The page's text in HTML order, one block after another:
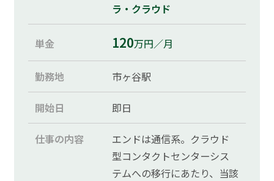
ラ・クラウド
単金 120万円／月
勤務地 市ヶ谷駅
開始日 即日
仕事の内容
エンドは通信系。クラウド
型コンタクトセンターシス
テムへの移行にあたり、当該
取引適正化ガイドライン
© FreeTechNavi